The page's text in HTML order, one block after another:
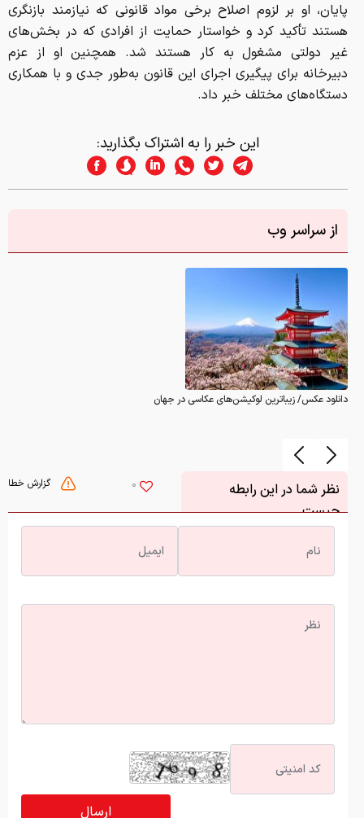
پایان، او بر لزوم اصلاح برخی مواد قانونی که نیازمند بازنگری
هستند تأکید کرد و خواستار حمایت از افرادی که در بخش‌های
غیر دولتی مشغول به کار هستند شد. همچنین او از عزم
دبیرخانه برای پیگیری اجرای این قانون به‌طور جدی و با همکاری
دستگاه‌های مختلف خبر داد.
این خبر را به اشتراک بگذارید:
از سراسر وب
دانلود عکس/ زیباترین لوکیشن‌های عکاسی در جهان
گزارش خطا 0
نظر شما در این رابطه
چیست